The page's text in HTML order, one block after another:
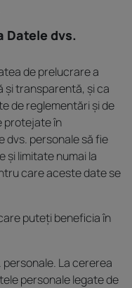
Datele dvs.
de prelucrare a
și transparentă, și ca
de reglementări și de
protejate în
dvs. personale să fie
limitate numai la
care aceste date se
puteți beneficia în
La cererea
personale legate de